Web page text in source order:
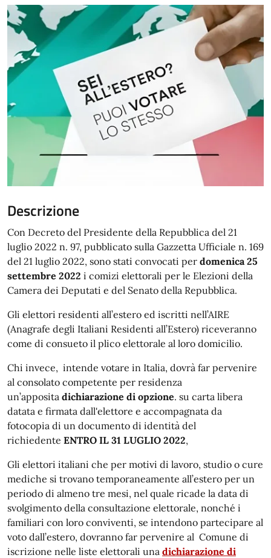
Descrizione
Con Decreto del Presidente della Repubblica del 21
luglio 2022 n. 97, pubblicato sulla Gazzetta Ufficiale n. 169
del 21 luglio 2022, sono stati convocati per domenica 25
settembre 2022 i comizi elettorali per le Elezioni della
Camera dei Deputati e del Senato della Repubblica.
Gli elettori residenti all’estero ed iscritti nell’AIRE
(Anagrafe degli Italiani Residenti all’Estero) riceveranno
come di consueto il plico elettorale al loro domicilio.
Chi invece, intende votare in Italia, dovrà far pervenire
al consolato competente per residenza
un’apposita dichiarazione di opzione. su carta libera
datata e firmata dall'elettore e accompagnata da
fotocopia di un documento di identità del
richiedente ENTRO IL 31 LUGLIO 2022,
Gli elettori italiani che per motivi di lavoro, studio o cure
mediche si trovano temporaneamente all’estero per un
periodo di almeno tre mesi, nel quale ricade la data di
svolgimento della consultazione elettorale, nonché i
familiari con loro conviventi, se intendono partecipare al
voto dall’estero, dovranno far pervenire al Comune di
iscrizione nelle liste elettorali una dichiarazione di